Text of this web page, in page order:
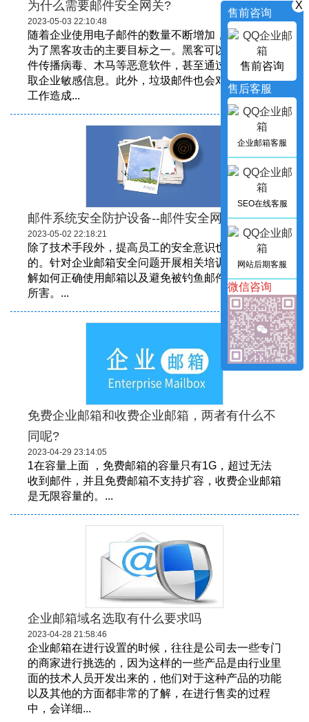
为什么需要邮件安全网关?
2023-05-03 22:10:48
随着企业使用电子邮件的数量不断增加，电子邮件成
为了黑客攻击的主要目标之一。黑客可以利用电子邮
件传播病毒、木马等恶意软件，甚至通过钓鱼邮件窃
取企业敏感信息。此外，垃圾邮件也会对企业的正常
工作造成...
邮件系统安全防护设备--邮件安全网关
2023-05-02 22:18:21
除了技术手段外，提高员工的安全意识也是非常重要
的。针对企业邮箱安全问题开展相关培训，让员工了
解如何正确使用邮箱以及避免被钓鱼邮件等攻击手段
所害。...
免费企业邮箱和收费企业邮箱，两者有什么不
同呢?
2023-04-29 23:14:05
1在容量上面 ，免费邮箱的容量只有1G，超过无法
收到邮件，并且免费邮箱不支持扩容，收费企业邮箱
是无限容量的。...
企业邮箱域名选取有什么要求吗
2023-04-28 21:58:46
企业邮箱在进行设置的时候，往往是公司去一些专门
的商家进行挑选的，因为这样的一些产品是由行业里
面的技术人员开发出来的，他们对于这种产品的功能
以及其他的方面都非常的了解，在进行售卖的过程
中，会详细...
X
售前咨询
售前咨询
售后客服
企业邮箱客服
SEO在线客服
网站后期客服
微信咨询